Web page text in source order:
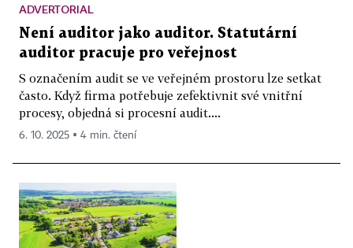
ADVERTORIAL
Není auditor jako auditor. Statutární
auditor pracuje pro veřejnost
S označením audit se ve veřejném prostoru lze setkat
často. Když firma potřebuje zefektivnit své vnitřní
procesy, objedná si procesní audit....
6. 10. 2025 ▪ 4 min. čtení